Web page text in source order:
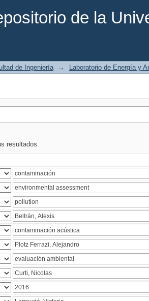
de la
de Ingeniería → Laboratorio de Energía y
resultados.